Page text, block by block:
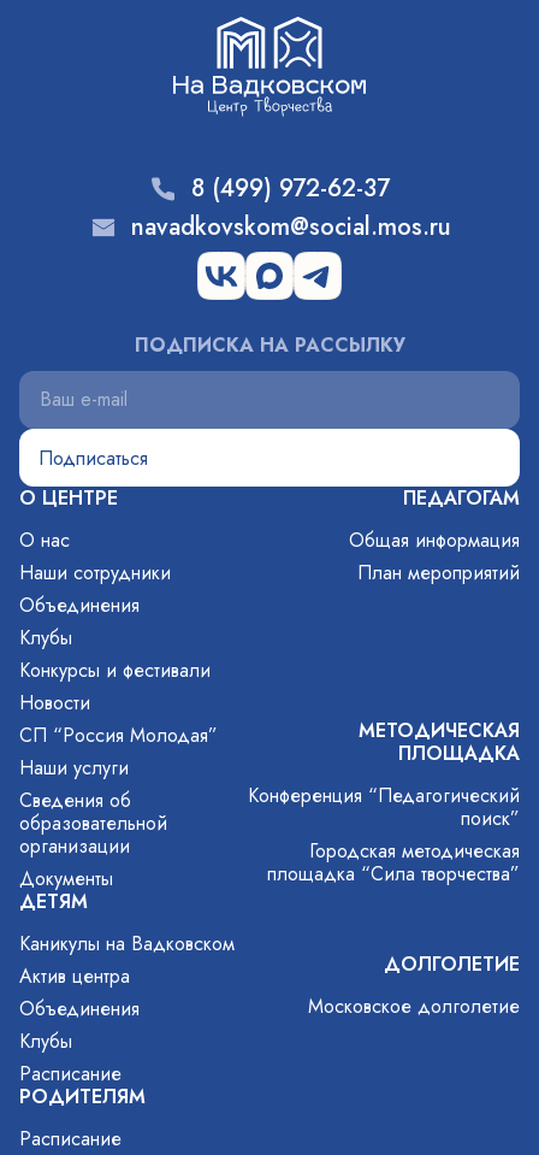
О ЦЕНТРЕ
О нас
Наши сотрудники
Объединения
Клубы
Конкурсы и фестивали
Новости
СП “Россия Молодая”
Наши услуги
Сведения об
образовательной
организации
Документы
ДЕТЯМ
Каникулы на Вадковском
Актив центра
Объединения
Клубы
Расписание
РОДИТЕЛЯМ
Расписание
ПЕДАГОГАМ
Общая информация
План мероприятий
МЕТОДИЧЕСКАЯ
ПЛОЩАДКА
Конференция “Педагогический
поиск”
Городская методическая
площадка “Сила творчества”
ДОЛГОЛЕТИЕ
Московское долголетие
8 (499) 972-62-37
navadkovskom@social.mos.ru
ПОДПИСКА НА РАССЫЛКУ